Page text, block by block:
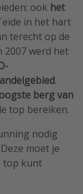
ook het
in het hart
​​terecht op de
2007 werd het
.
berg van
top bereiken.
nodig
moet je
top kunt